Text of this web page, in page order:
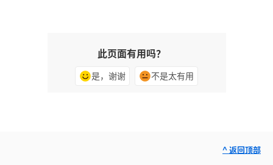
此页面有用吗？
是，谢谢 不是太有用
^ 返回顶部